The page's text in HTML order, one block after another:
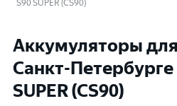
S90 SUPER (CS90)
Аккумуляторы
Санкт-Петербурге
SUPER (CS90)